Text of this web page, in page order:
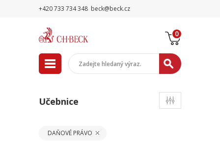
+420 733 734 348 beck@beck.cz
0
Učebnice
DAŇOVÉ PRÁVO